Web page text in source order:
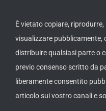
È vietato copiare,
visualizzare
distribuire qualsiasi parte o
previo consenso scritto da
liberamente consentito
articolo sui vostro canali e